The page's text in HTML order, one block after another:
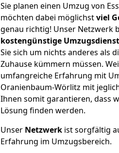
Sie planen einen Umzug von
möchten dabei möglichstviel
genau richtig! Unser Netzwerk
kostengünstige
Sie sich um nichts anderes als
Zuhause kümmern müssen.
umfangreiche Erfahrung mit
Oranienbaum-Wörlitz mit
Ihnen somit garantieren, dass
Lösung finden werden.
Unser Netzwerk ist sorgfältig
Erfahrung im Umzugsbereich.